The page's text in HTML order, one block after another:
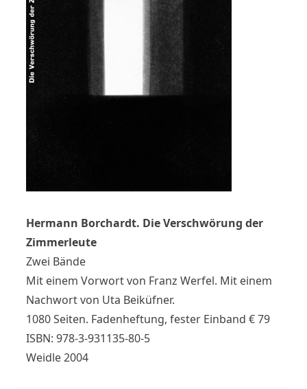
Hermann Borchardt. Die Verschwörung der
Zimmerleute
Zwei Bände
Mit einem Vorwort von Franz Werfel. Mit einem
Nachwort von Uta Beiküfner.
1080 Seiten. Fadenheftung, fester Einband € 79
ISBN: 978-3-931135-80-5
Weidle 2004